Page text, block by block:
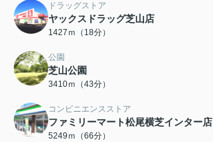
ドラッグストア
ヤックスドラッグ芝山店
1427ｍ（18分）
公園
芝山公園
3410ｍ（43分）
コンビニエンスストア
ファミリーマート松尾横芝インター店
5249ｍ（66分）